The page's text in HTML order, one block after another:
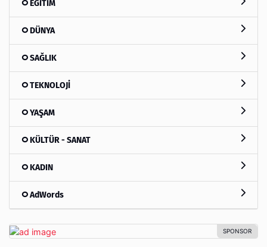
EĞİTİM
DÜNYA
SAĞLIK
TEKNOLOJİ
YAŞAM
KÜLTÜR - SANAT
KADIN
AdWords